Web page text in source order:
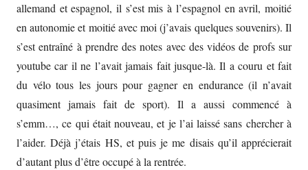
allemand et espagnol, il s’est mis à l’espagnol en avril, moitié
en autonomie et moitié avec moi (j’avais quelques souvenirs). Il
s’est entraîné à prendre des notes avec des vidéos de profs sur
youtube car il ne l’avait jamais fait jusque-là. Il a couru et fait
du vélo tous les jours pour gagner en endurance (il n’avait
quasiment jamais fait de sport). Il a aussi commencé à
s’emm…, ce qui était nouveau, et je l’ai laissé sans chercher à
l’aider. Déjà j’étais HS, et puis je me disais qu’il apprécierait
d’autant plus d’être occupé à la rentrée.